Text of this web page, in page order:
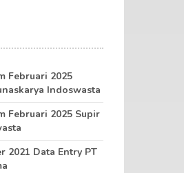
Februari 2025
Indoswasta
Februari 2025 Supir
2021 Data Entry PT